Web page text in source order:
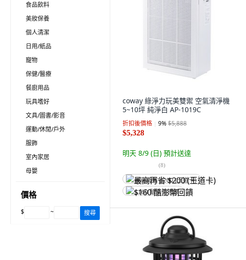
食品飲料
美妝保養
個人清潔
日用/紙品
寵物
保健/醫療
餐廚用品
玩具嗜好
文具/圖書/影音
運動/休閒/戶外
服飾
室內家居
母嬰
價格
$ ~ 搜尋
coway 綠淨力玩美雙禦 空氣清淨機
5~10坪 純淨白 AP-1019C
折扣後價格 9%$5,888
$5,328
明天 8/9 (日) 預計送達
(8)
最高再省 $200 (王道卡)
$160 酷澎幣回饋